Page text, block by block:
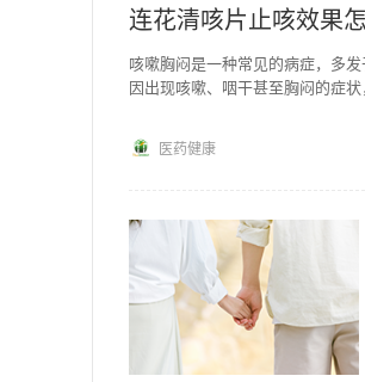
连花清咳片止咳效果
咳嗽胸闷是一种常见的病症，多
因出现咳嗽、咽干甚至胸闷的症
医药健康